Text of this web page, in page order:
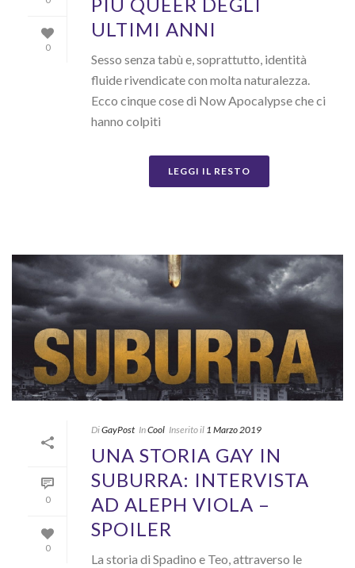
0
ULTIMI ANNI
Sesso senza tabù e, soprattutto, identità
fluide rivendicate con molta naturalezza.
Ecco cinque cose di Now Apocalypse che ci
hanno colpiti
LEGGI IL RESTO
0
0
DiGayPost InCool Inserito il 1 Marzo 2019
UNA STORIA GAY IN
SUBURRA: INTERVISTA
AD ALEPH VIOLA –
SPOILER
La storia di Spadino e Teo, attraverso le